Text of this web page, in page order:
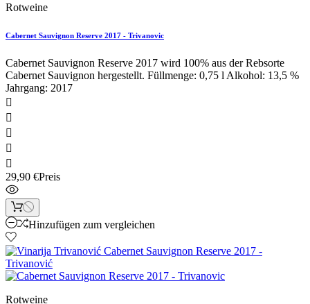
Rotweine
Cabernet Sauvignon Reserve 2017 - Trivanovic
Cabernet Sauvignon Reserve 2017 wird 100% aus der Rebsorte
Cabernet Sauvignon hergestellt. Füllmenge: 0,75 l Alkohol: 13,5 %
Jahrgang: 2017





29,90 €Preis
Hinzufügen zum vergleichen
Rotweine